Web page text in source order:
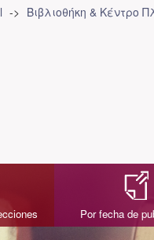
Βιβλιοθήκη & Κέντρο
Por fecha de